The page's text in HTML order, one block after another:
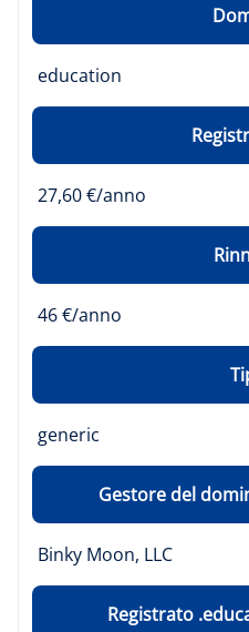
education
27,60 €/anno
46 €/anno
generic
Gestore del
Binky Moon, LLC
Registrato